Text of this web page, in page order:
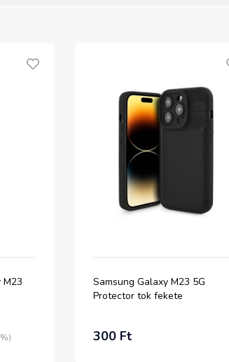
M23
Samsung Galaxy M23 5G
Protector tok fekete
300 Ft